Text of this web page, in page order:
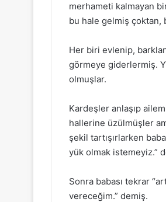
merhameti kalmayan
bu hale gelmiş çoktan,
Her biri evlenip,
görmeye giderlermiş.
olmuşlar.
Kardeşler anlaşıp
hallerine üzülmüşler
şekil tartışırlarken
yük olmak istemeyiz.”
Sonra babası tekrar
vereceğim.” demiş.